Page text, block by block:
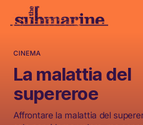
CINEMA
La malattia del
supereroe
Affrontare la malattia del